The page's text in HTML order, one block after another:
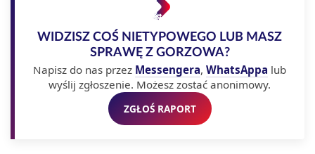
WIDZISZ COŚ NIETYPOWEGO LUB MASZ
SPRAWĘ Z GORZOWA?
Napisz do nas przez Messengera, WhatsAppa lub
wyślij zgłoszenie. Możesz zostać anonimowy.
ZGŁOŚ RAPORT